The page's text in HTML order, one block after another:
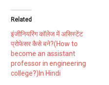
Related
इंजीनियरिंग कॉलेज में असिस्टेंट
प्रोफेसर कैसे बने?(How to
become an assistant
professor in engineering
college?)In Hindi